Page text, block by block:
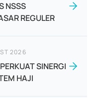
NSSS
REGULER
2026
SINERGI
HAJI